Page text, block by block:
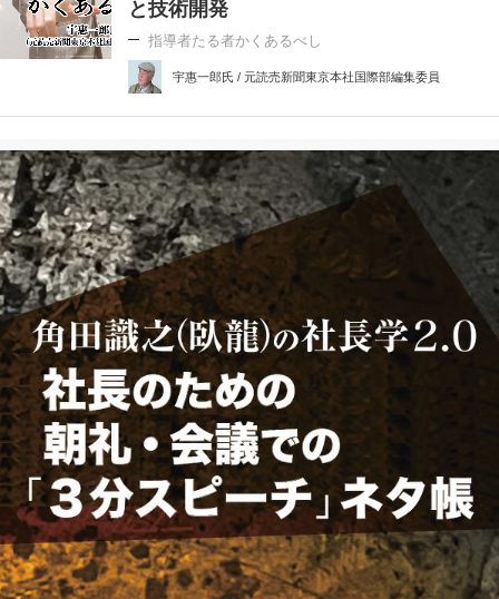
と技術開発
指導者たる者かくあるべし
宇惠一郎氏 / 元読売新聞東京本社国際部編集委員